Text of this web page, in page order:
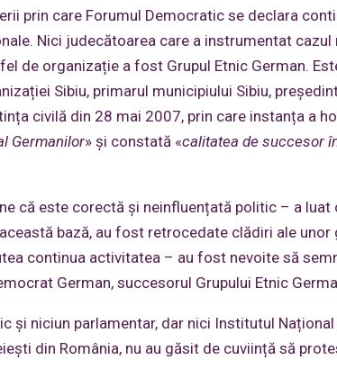
prin care Forumul Democratic se declara
Nici judecătoarea care a instrumentat cazul
de organizație a fost Grupul Etnic German.
Sibiu, primarul municipiului Sibiu,
civilă din 28 mai 2007, prin care instanța a
Germanilor» și constată «calitatea de succesor
că este corectă și neinfluențată politic – a luat
bază, au fost retrocedate clădiri ale unor
continua activitatea – au fost nevoite să
German, succesorul Grupului Etnic
și niciun parlamentar, dar nici Institutul
din România, nu au găsit de cuviință să